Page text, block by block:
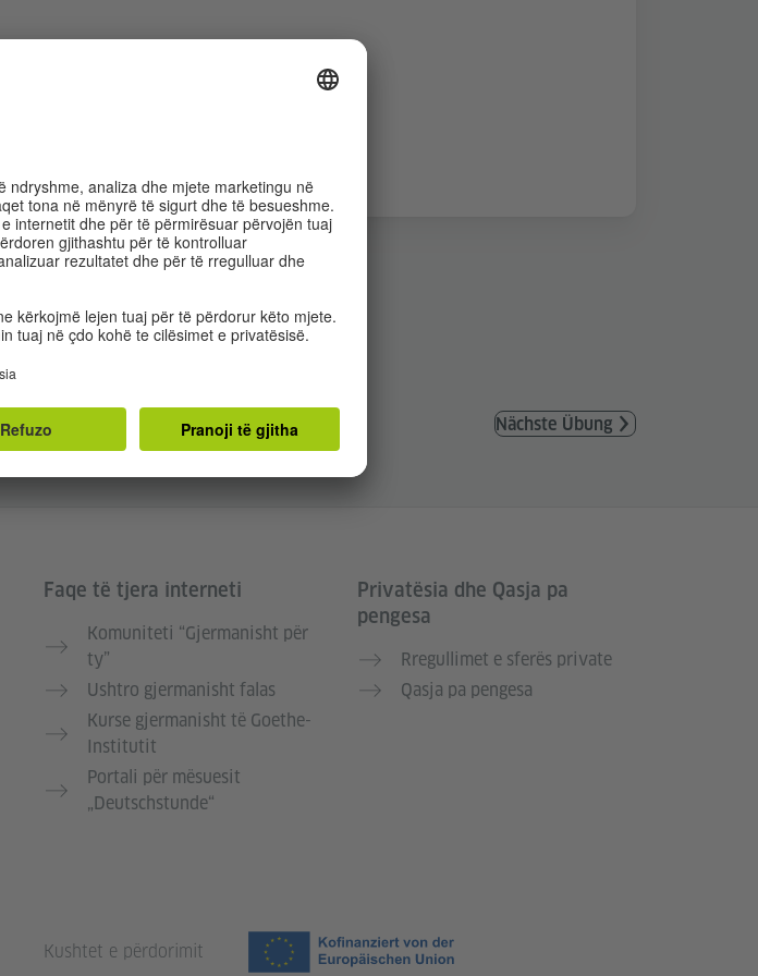
Nächste Übung
Faqe të tjera interneti
Komuniteti “Gjermanisht për
ty”
Ushtro gjermanisht falas
Kurse gjermanisht të Goethe-
Institutit
Portali për mësuesit
„Deutschstunde“
Privatësia dhe Qasja pa
pengesa
Rregullimet e sferës private
Qasja pa pengesa
Kushtet e përdorimit